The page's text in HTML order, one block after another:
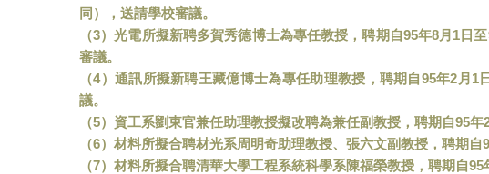
同），送請學校審議。
（3）光電所擬新聘多賀秀德博士為專任教授，聘期自95年8月 1 日至
審議。
（4）通訊所擬新聘王藏億博士為專任助理教授，聘期自95年2 月 1
議。
（5）資工系劉東官兼任助理教授擬改聘為兼任副教授，聘期自95年
（6）材料所擬合聘材光系周明奇助理教授、張六文副教授，聘期自
（7）材料所擬合聘清華大學工程系統科學系陳福榮教授，聘期自95